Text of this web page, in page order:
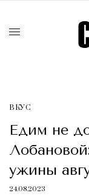
ВКУС
Едим не
ужины
24.08.2023